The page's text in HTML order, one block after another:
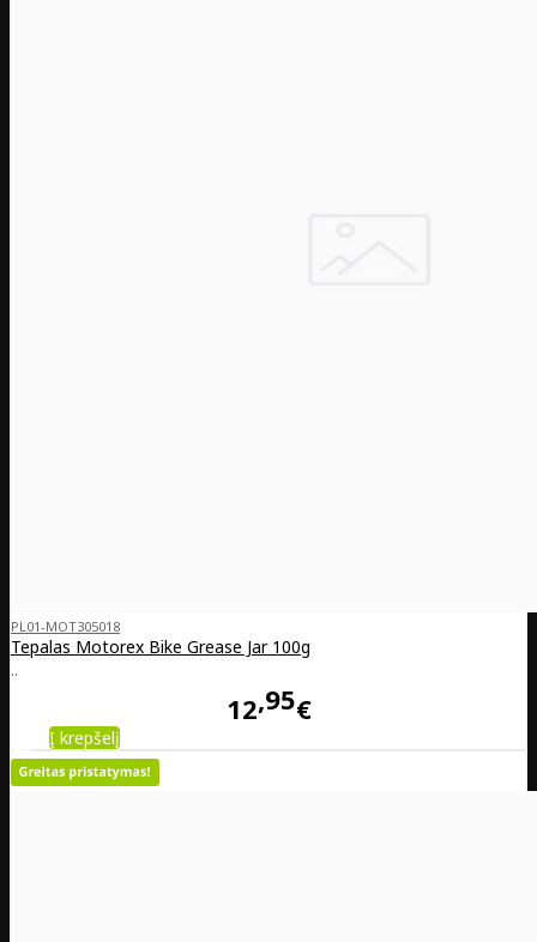
PL01-MOT305018
Tepalas Motorex Bike Grease Jar 100g
..
12 95€
Į krepšelį